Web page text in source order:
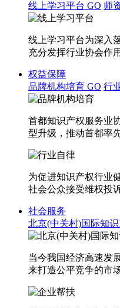
线上学习平台 GO 师
线上学习平台为深入
充分发挥行业协会作
权益保障
品牌机构培育 GO 行
首都知识产权服务业
型升级，推动首都率
为促进知识产权行业
社会公众接受维权投诉
社会服务
北京(中关村)国际知
当今我国经济高速发
来打造公平竞争的市